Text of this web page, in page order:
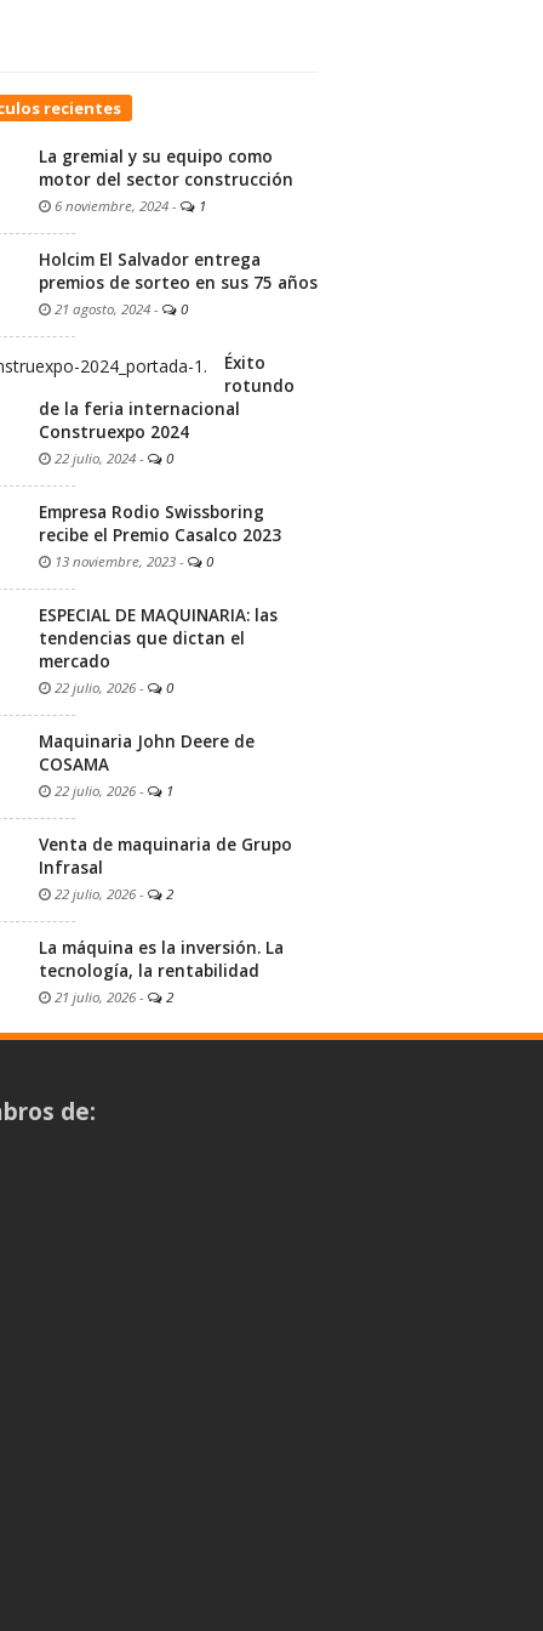
recientes
La gremial y su equipo como
motor del sector construcción
6 noviembre, 2024 - 1
Holcim El Salvador entrega
premios de sorteo en sus 75 años
21 agosto, 2024 - 0
Éxito
rotundo
de la feria internacional
Construexpo 2024
22 julio, 2024 - 0
Empresa Rodio Swissboring
recibe el Premio Casalco 2023
13 noviembre, 2023 - 0
ESPECIAL DE MAQUINARIA: las
tendencias que dictan el
mercado
22 julio, 2026 - 0
Maquinaria John Deere de
COSAMA
22 julio, 2026 - 1
Venta de maquinaria de Grupo
Infrasal
22 julio, 2026 - 2
La máquina es la inversión. La
tecnología, la rentabilidad
21 julio, 2026 - 2
de: